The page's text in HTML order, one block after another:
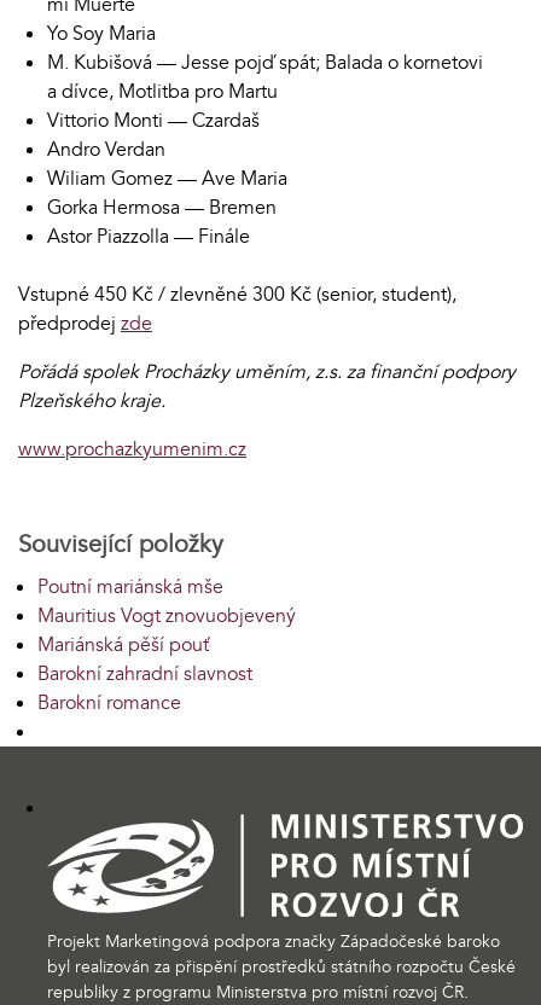
Yo Soy Maria
M. Kubišová — Jesse pojď spát; Balada o kornetovi
a dívce, Motlitba pro Martu
Vittorio Monti — Czardaš
Andro Verdan
Wiliam Gomez — Ave Maria
Gorka Hermosa — Bremen
Astor Piazzolla — Finále
Vstupné 450 Kč / zlevněné 300 Kč (senior, student),
předprodej zde
Pořádá spolek Procházky uměním, z.s. za finanční podpory
Plzeňského kraje.
www.prochazkyumenim.cz
Související položky
Poutní mariánská mše
Mauritius Vogt znovuobjevený
Mariánská pěší pouť
Barokní zahradní slavnost
Barokní romance
Projekt Marketingová podpora značky Západočeské baroko
byl realizován za přispění prostředků státního rozpočtu České
republiky z programu Ministerstva pro místní rozvoj ČR.